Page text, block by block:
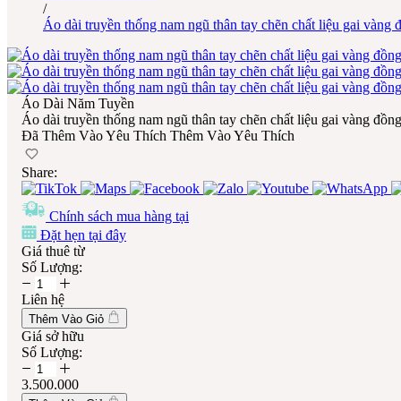
/
Áo dài truyền thống nam ngũ thân tay chẽn chất liệu gai vàng
Áo Dài Năm Tuyền
Áo dài truyền thống nam ngũ thân tay chẽn chất liệu gai vàng đồng
Đã Thêm Vào Yêu Thích Thêm Vào Yêu Thích
Share:
Chính sách mua hàng tại
Đặt hẹn tại đây
Giá thuê từ
Số Lượng:
Liên hệ
Thêm Vào Giỏ
Giá sở hữu
Số Lượng:
3.500.000